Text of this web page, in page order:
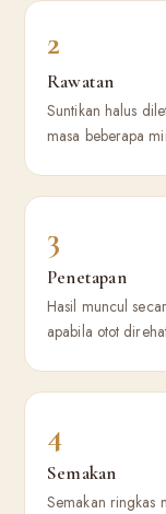
2
Rawatan
Suntikan halus
masa beberapa
3
Penetapan
Hasil muncul
apabila otot
4
Semakan
Semakan ringkas